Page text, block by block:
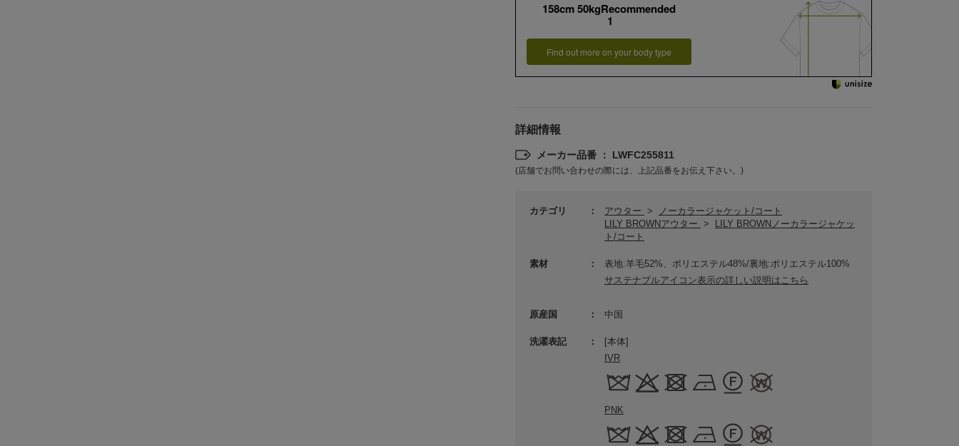
158cm 50kgRecommended
1
Find out more on your body type
詳細情報
メーカー品番 ： LWFC255811
(店舗でお問い合わせの際には、上記品番をお伝え下さい。)
カテゴリ アウター >
ノーカラージャケット/コート
LILY BROWNアウター >
LILY BROWNノーカラージャケッ
ト/コート
素材
表地:羊毛52%、ポリエステル48%/裏地:ポリエステル100%
サステナブルアイコン表示の詳しい説明はこちら
原産国 中国
洗濯表記
[本体]
IVR
PNK